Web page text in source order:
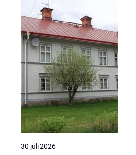
30 juli 2026